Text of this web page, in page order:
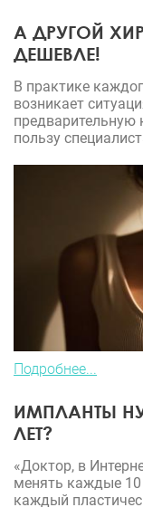
А ДРУГОЙ
ДЕШЕВЛЕ!
В практике
возникает
предварительную
пользу
Подробнее...
ИМПЛАНТЫ
ЛЕТ?
«Доктор, в
менять каждые
каждый